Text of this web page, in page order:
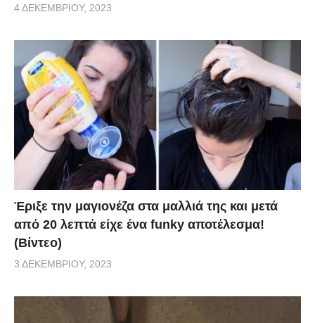
4 ΔΕΚΕΜΒΡΊΟΥ, 2023
Έριξε την μαγιονέζα στα μαλλιά της και μετά
από 20 λεπτά είχε ένα funky αποτέλεσμα!
(Βίντεο)
3 ΔΕΚΕΜΒΡΊΟΥ, 2023